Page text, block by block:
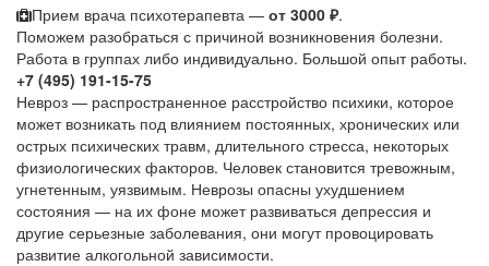
Прием врача психотерапевта — от 3000 ₽.
Поможем разобраться с причиной возникновения болезни.
Работа в группах либо индивидуально. Большой опыт работы.
+7 (495) 191-15-75
Невроз — распространенное расстройство психики, которое
может возникать под влиянием постоянных, хронических или
острых психических травм, длительного стресса, некоторых
физиологических факторов. Человек становится тревожным,
угнетенным, уязвимым. Неврозы опасны ухудшением
состояния — на их фоне может развиваться депрессия и
другие серьезные заболевания, они могут провоцировать
развитие алкогольной зависимости.